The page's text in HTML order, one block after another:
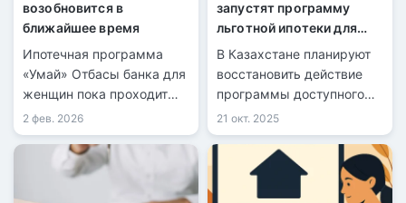
возобновится в
ближайшее время
Ипотечная программа
«Умай» Отбасы банка для
женщин пока проходит
этап согласования.
2 фев. 2026
запустят программу
льготной ипотеки для
военнослужащих
В Казахстане планируют
восстановить действие
программы доступного
жилищного кредитования
для военных.
21 окт. 2025